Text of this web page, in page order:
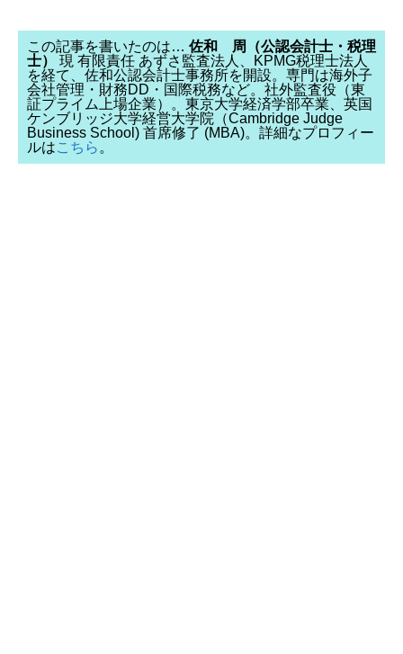
この記事を書いたのは… 佐和 周（公認会計士・税理
士）
現 有限責任 あずさ監査法人、KPMG税理士法人
を経て、佐和公認会計士事務所を開設。専門は海外子
会社管理・財務DD・国際税務など。社外監査役（東
証プライム上場企業）。東京大学経済学部卒業、英国
ケンブリッジ大学経営大学院（Cambridge Judge
Business School) 首席修了 (MBA)。詳細なプロフィー
ルはこちら 。